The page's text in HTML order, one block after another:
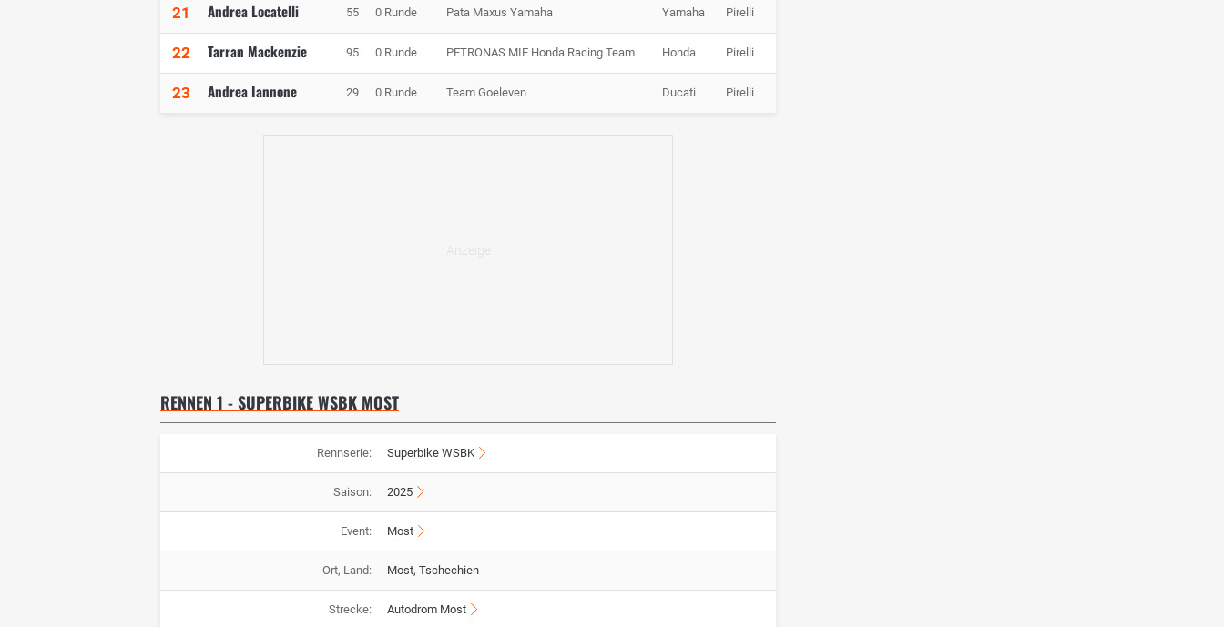
21 Andrea Locatelli 55 0 Runde Pata Maxus Yamaha Yamaha Pirelli
22 Tarran Mackenzie 95 0 Runde PETRONAS MIE Honda Racing Team Honda Pirelli
23 Andrea Iannone 29 0 Runde Team Goeleven Ducati Pirelli
RENNEN 1 - SUPERBIKE WSBK MOST
Rennserie: Superbike WSBK
Saison: 2025
Event: Most
Ort, Land: Most, Tschechien
Strecke: Autodrom Most